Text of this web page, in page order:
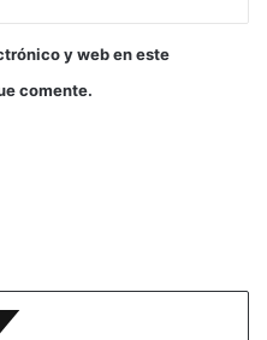
y web en este
comente.